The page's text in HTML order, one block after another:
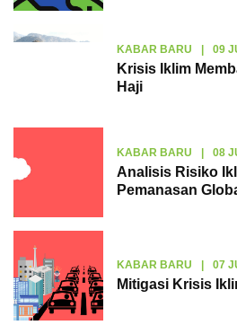
KABAR BARU | 09
Krisis Iklim
Haji
KABAR BARU | 08
Analisis Risiko
Pemanasan
KABAR BARU | 07
Mitigasi Krisis